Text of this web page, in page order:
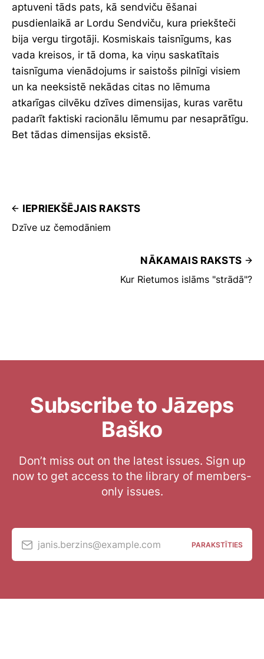
aptuveni tāds pats, kā sendviču ēšanai
pusdienlaikā ar Lordu Sendviču, kura priekšteči
bija vergu tirgotāji. Kosmiskais taisnīgums, kas
vada kreisos, ir tā doma, ka viņu saskatītais
taisnīguma vienādojums ir saistošs pilnīgi visiem
un ka neeksistē nekādas citas no lēmuma
atkarīgas cilvēku dzīves dimensijas, kuras varētu
padarīt faktiski racionālu lēmumu par nesaprātīgu.
Bet tādas dimensijas eksistē.
IEPRIEKŠĒJAIS RAKSTS
Dzīve uz čemodāniem
NĀKAMAIS RAKSTS
Kur Rietumos islāms "strādā"?
Subscribe to Jāzeps
Baško
Don’t miss out on the latest issues. Sign up
now to get access to the library of members-
only issues.
janis.berzins@example.com PARAKSTĪTIES